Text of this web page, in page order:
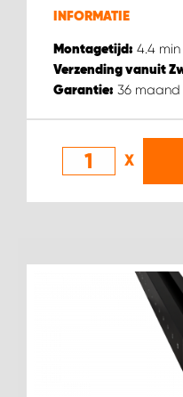
INFORMATIE
Montagetijd: 4.4 min
Verzending vanuit
Garantie: 36 maand
X
WORK SYSTEM KOOTWIJKERBROEK
WORK SYSTEM LOPIK
WORK SYSTEM LOPIK GARAGE
WORK SYSTEM NIEUWEGEIN
WORK SYSTEM OOSTERHOUT